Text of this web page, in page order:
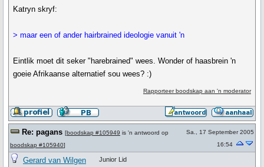
Katryn skryf:
> maar een of ander hairbrained ideologie vanuit 'n
Eintlik moet dit seker "harebrained" wees. Wonder of haasbrein 'n
goeie Afrikaanse alternatief sou wees? :)
Rapporteer boodskap aan 'n moderator
Re: pagans [boodskap #105949 is 'n antwoord op
boodskap #105940]
Sa., 17 September 2005
16:54
Gerard van Wilgen Junior Lid